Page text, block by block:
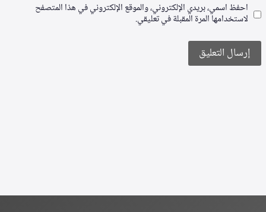
احفظ اسمي، بريدي الإلكتروني، والموقع الإلكتروني في هذا المتصفح
لاستخدامها المرة المقبلة في تعليقي.